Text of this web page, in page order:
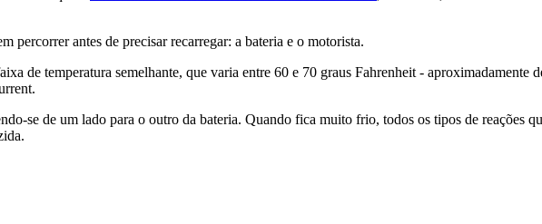
percorrer antes de precisar recarregar: a bateria e o motorista.
de temperatura semelhante, que varia entre 60 e 70 graus Fahrenheit - aproximadamente
se de um lado para o outro da bateria. Quando fica muito frio, todos os tipos de reações